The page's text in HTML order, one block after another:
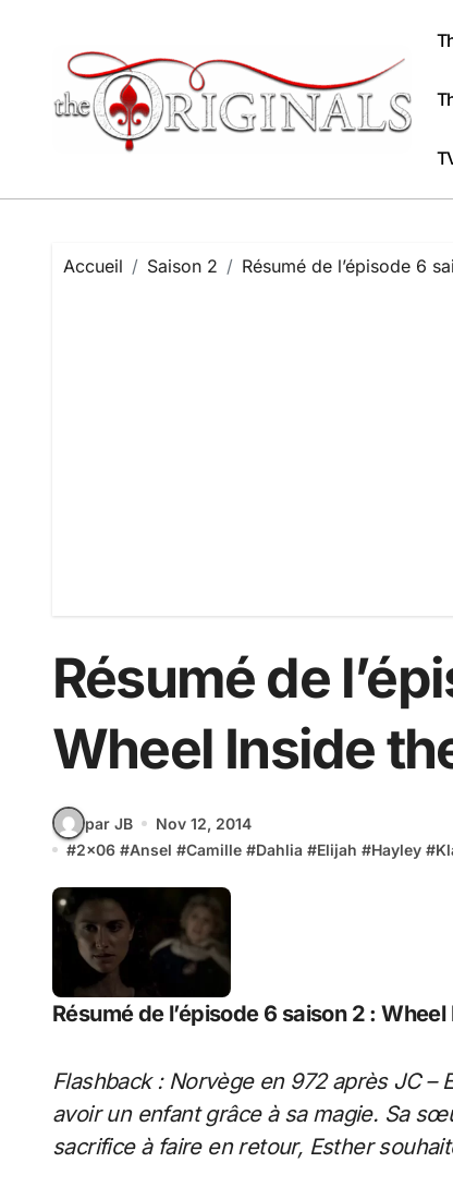
Accueil Saison 2 Résumé de l’épisode 6
Résumé de
Wheel Inside
par JB
Nov 12, 2014
#2x06 #Ansel #Camille #Dahlia #Elijah #Hayley #
Résumé de l’épisode 6 saison 2 :
Flashback : Norvège en 972 après JC –
avoir un enfant grâce à sa magie. Sa
sacrifice à faire en retour, Esther